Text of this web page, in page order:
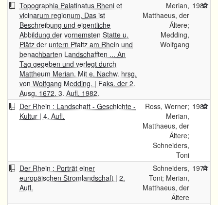
Topographia Palatinatus Rheni et
vicinarum regionum, Das ist
Beschreibung und eigentliche
Abbildung der vornemsten Statte u.
Plätz der untern Pfaltz am Rhein und
benachbarten Landschafften ... An
Tag gegeben und verlegt durch
Mattheum Merian. Mit e. Nachw. hrsg.
von Wolfgang Medding. | Faks. der 2.
Ausg. 1672. 3. Aufl. 1982.
Merian,
Matthaeus, der
Ältere;
Medding,
Wolfgang
1982
Der Rhein : Landschaft - Geschichte -
Kultur | 4. Aufl.
Ross, Werner;
Merian,
Matthaeus, der
Ältere;
Schneiders,
Toni
1982
Der Rhein : Porträt einer
europäischen Stromlandschaft | 2.
Aufl.
Schneiders,
Toni; Merian,
Matthaeus, der
Ältere
1974